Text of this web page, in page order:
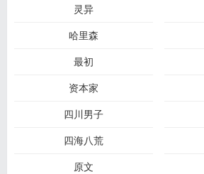
灵异
哈里森
最初
资本家
四川男子
四海八荒
原文